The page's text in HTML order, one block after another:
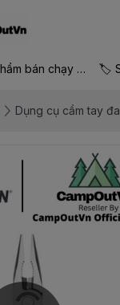
🔥 Sản phẩm bán chạy nhất 🏷
Dụng cụ cầm tay